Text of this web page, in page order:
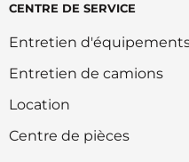
CENTRE DE SERVICE
Entretien
Entretien de camions
Location
Centre de pièces